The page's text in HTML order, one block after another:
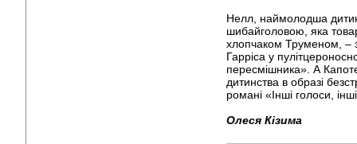
Нелл, наймолодша
шибайголовою, яка
хлопчаком Труменом, –
Гарріса у
пересмішника». А
дитинства в образі
романі «Інші голоси,
Олеся Кізима